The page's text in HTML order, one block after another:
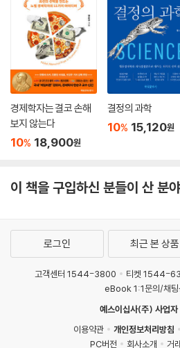
경제학자는 결코 손해
보지 않는다
10% 18,900원
결정의 과학
10% 15,120원
이 책을 구입하신 분들이 산 분
로그인 최근 본 상품
고객센터 1544-3800 티켓 1544-
eBook 1:1문의/채팅
예스이십사(주) 사업자
이용약관
개인정보처리방침
PC버전
회사소개 거